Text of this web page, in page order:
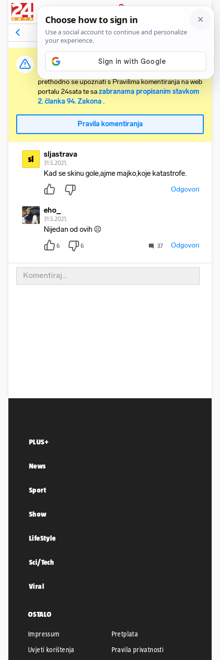
PRIJAVA
Komentari39 Relevantni
Važna obavijest:
Svaki korisnik koji želi komentirati članke obvezan je
prethodno se upoznati s Pravilima komentiranja na web
portalu 24sata te sazabranama propisanim stavkom
2. članka 94. Zakona .
Pravila komentiranja
sl sljastrava
31.5.2021.
Kad se skinu gole,ajme majko,koje katastrofe.
Odgovori
eho_
31.5.2021.
Nijedan od ovih ☹
6 6 37 Odgovori
PLUS+
News
Sport
Show
LifeStyle
Sci/Tech
Viral
OSTALO
Impressum
Pretplata
Uvjeti korištenja
Pravila privatnosti